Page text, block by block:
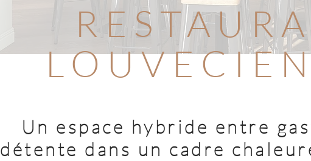
Un espace hybride entre
détente dans un cadre